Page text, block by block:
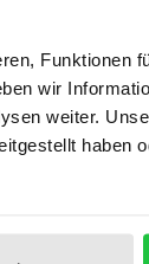
Funktionen
wir
weiter.
haben